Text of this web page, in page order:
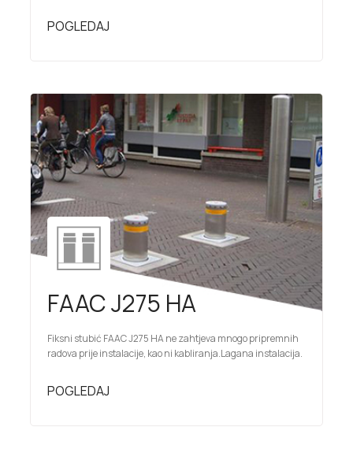
POGLEDAJ
FAAC J275 HA
Fiksni stubić FAAC J275 HA ne zahtjeva mnogo pripremnih
radova prije instalacije, kao ni kabliranja.Lagana instalacija.
POGLEDAJ